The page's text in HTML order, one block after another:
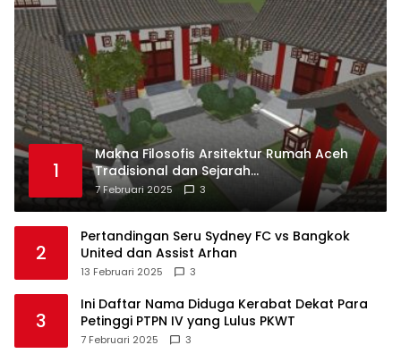
1
Makna Filosofis Arsitektur Rumah Aceh
Tradisional dan Sejarah
Perkembangannya
7 Februari 2025 3
2
Pertandingan Seru Sydney FC vs Bangkok
United dan Assist Arhan
13 Februari 2025 3
3
Ini Daftar Nama Diduga Kerabat Dekat Para
Petinggi PTPN IV yang Lulus PKWT
7 Februari 2025 3